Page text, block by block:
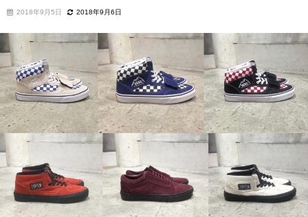
2018年9月5日 2018年9月6日